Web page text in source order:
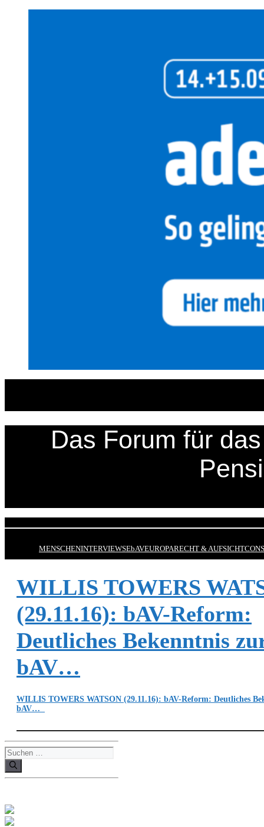
Das Forum für
MENSCHENINTERVIEWSEbAVEUROPARECHT & AUFSICHT
WILLIS TOWERS
(29.11.16): bAV-Reform:
Deutliches Bekenntnis
bAV…
WILLIS TOWERS WATSON (29.11.16): bAV-Reform: Deutliches
bAV…
Suchen
nach: